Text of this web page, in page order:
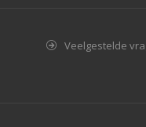
Veelgestelde